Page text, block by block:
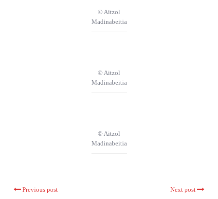
© Aitzol
Madinabeitia
© Aitzol
Madinabeitia
© Aitzol
Madinabeitia
Previous post Next post